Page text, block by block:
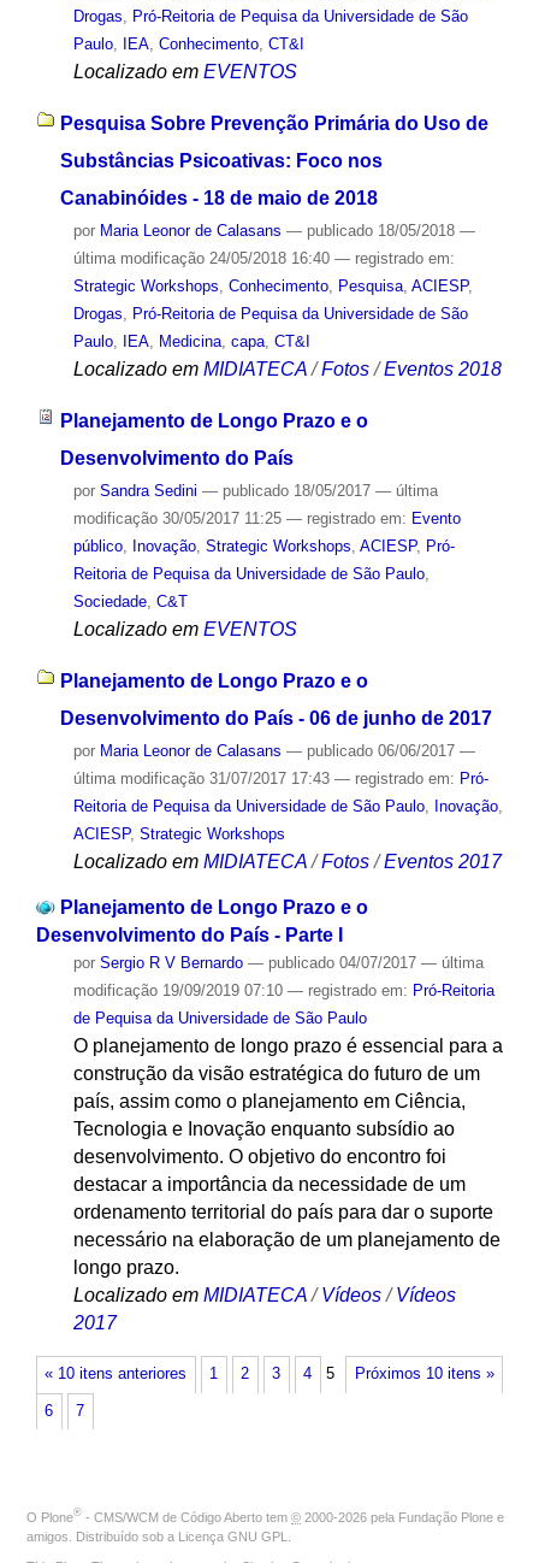
Drogas, Pró-Reitoria de Pequisa da Universidade de São
Paulo, IEA, Conhecimento, CT&I
Localizado em EVENTOS
Pesquisa Sobre Prevenção Primária do Uso de
Substâncias Psicoativas: Foco nos
Canabinóides - 18 de maio de 2018
por Maria Leonor de Calasans — publicado18/05/2018 —
última modificação24/05/2018 16:40 — registrado em:
Strategic Workshops, Conhecimento, Pesquisa, ACIESP,
Drogas, Pró-Reitoria de Pequisa da Universidade de São
Paulo, IEA, Medicina, capa, CT&I
Localizado em MIDIATECA /Fotos /Eventos 2018
Planejamento de Longo Prazo e o
Desenvolvimento do País
por Sandra Sedini — publicado18/05/2017 — última
modificação30/05/2017 11:25 — registrado em: Evento
público, Inovação, Strategic Workshops ACIESP, Pró-
Reitoria de Pequisa da Universidade de São Paulo,
Sociedade, C&T
Localizado em EVENTOS
Planejamento de Longo Prazo e o
Desenvolvimento do País - 06 de junho de 2017
por Maria Leonor de Calasans — publicado06/06/2017 —
última modificação31/07/2017 17:43 — registrado em: Pró-
Reitoria de Pequisa da Universidade de São Paulo, Inovação,
ACIESP, Strategic Workshops
Localizado em MIDIATECA /Fotos /Eventos 2017
Planejamento de Longo Prazo e o
Desenvolvimento do País - Parte I
por Sergio R V Bernardo — publicado04/07/2017 — última
modificação19/09/2019 07:10 — registrado em: Pró-Reitoria
de Pequisa da Universidade de São Paulo
O planejamento de longo prazo é essencial para a
construção da visão estratégica do futuro de um
país, assim como o planejamento em Ciência,
Tecnologia e Inovação enquanto subsídio ao
desenvolvimento. O objetivo do encontro foi
destacar a importância da necessidade de um
ordenamento territorial do país para dar o suporte
necessário na elaboração de um planejamento de
longo prazo.
Localizado em MIDIATECA /Vídeos /Vídeos
2017
« 10 itens anteriores Próximos 10 itens »
1 2 3 4 5
6 7
O Plone® - CMS/WCM de Código Aberto tem © 2000-2026 pela Fundação Plone e
amigos. Distribuído sob a Licença GNU GPL